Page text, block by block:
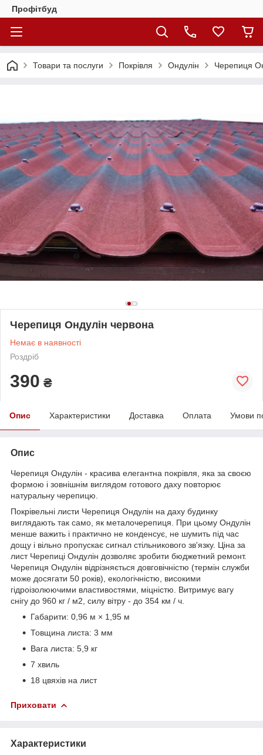
Профітбуд
Товари та послуги Покрівля Ондулін Черепиця
Черепиця Ондулін червона
Немає в наявності
Роздріб
390 ₴
Опис Характеристики Доставка Оплата Умови
Опис
Черепиця Ондулін - красива елегантна покрівля, яка за своєю
формою і зовнішнім виглядом готового даху повторює
натуральну черепицю.
Покрівельні листи Черепиця Ондулін на даху будинку
виглядають так само, як металочерепиця. При цьому Ондулін
менше важить і практично не конденсує, не шумить під час
дощу і вільно пропускає сигнал стільникового зв'язку. Ціна за
лист Черепиці Ондулін дозволяє зробити бюджетний ремонт.
Черепиця Ондулін відрізняється довговічністю (термін служби
може досягати 50 років), екологічністю, високими
гідроізолюючими властивостями, міцністю. Витримує вагу
снігу до 960 кг / м2, силу вітру - до 354 км / ч.
Габарити: 0,96 м × 1,95 м
Товщина листа: 3 мм
Вага листа: 5,9 кг
7 хвиль
18 цвяхів на лист
Приховати
Характеристики